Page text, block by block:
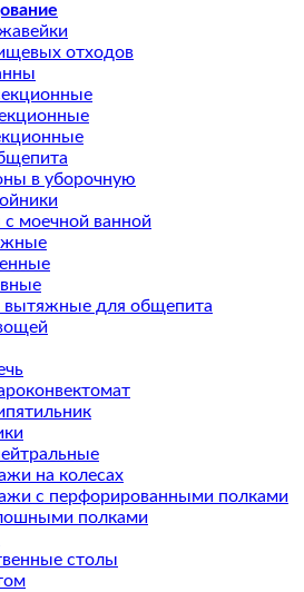
отходов
в уборочную
моечной ванной
вытяжные для общепита
на колесах
с перфорированными полками
полками
столы